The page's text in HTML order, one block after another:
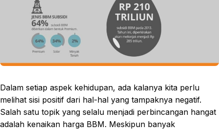
Dalam setiap aspek kehidupan, ada kalanya kita perlu
melihat sisi positif dari hal-hal yang tampaknya negatif.
Salah satu topik yang selalu menjadi perbincangan hangat
adalah kenaikan harga BBM. Meskipun banyak